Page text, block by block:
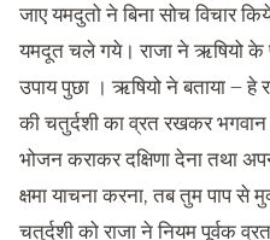
जाए यमदुतो ने बिना सोच विचार
यमदूत चले गये। राजा ने ऋषियो के
उपाय पुछा । ऋषियो ने बताया – हे
की चतुर्दशी का व्रत रखकर
भोजन कराकर दक्षिणा देना तथा
क्षमा याचना करना, तब तुम पाप से
चतुर्दशी को राजा ने नियम पूर्वक